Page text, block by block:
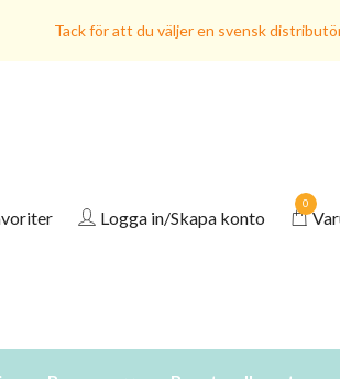
Tack för att du väljer en svensk
Logga in/Skapa konto
0